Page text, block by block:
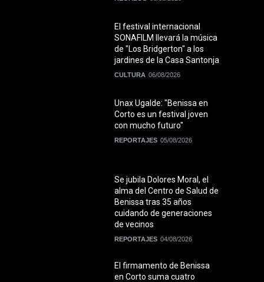
El festival internacional
SONAFILM llevará la música
de "Los Bridgerton" a los
jardines de la Casa Santonja
CULTURA 06/08/2026
Unax Ugalde: "Benissa en
Corto es un festival joven
con mucho futuro"
REPORTAJES 05/08/2026
Se jubila Dolores Moral, el
alma del Centro de Salud de
Benissa tras 35 años
cuidando de generaciones
de vecinos
REPORTAJES 04/08/2026
El firmamento de Benissa
en Corto suma cuatro